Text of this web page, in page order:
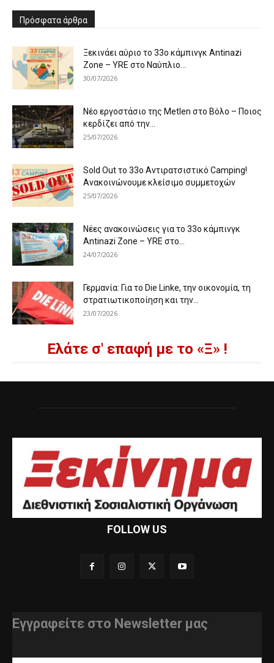
Πρόσφατα άρθρα
Ξεκινάει αύριο το 33ο κάμπινγκ Antinazi
Zone – YRE στο Ναύπλιο...
30/07/2026
Νέο εργοστάσιο της Metlen στο Βόλο – Ποιος
κερδίζει από την...
25/07/2026
Sold Out το 33ο Αντιρατσιστικό Camping!
Ανακοινώνουμε κλείσιμο συμμετοχών
25/07/2026
Νέες ανακοινώσεις για το 33ο κάμπινγκ
Antinazi Zone – YRE στο...
24/07/2026
Γερμανία: Για το Die Linke, την οικονομία, τη
στρατιωτικοποίηση και την...
23/07/2026
Ελάτε σ' επαφή με το «Ξ» !
FOLLOW US
Εγγραφείτε στο Newsletter μας